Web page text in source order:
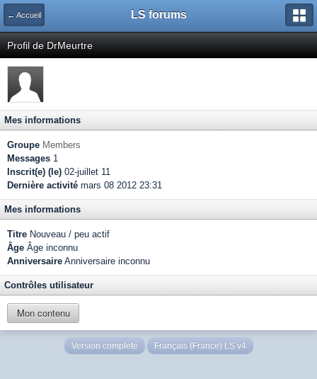
← Accueil LS forums
Profil de DrMeurtre
Mes informations
Groupe Members
Messages 1
Inscrit(e) (le) 02-juillet 11
Dernière activité mars 08 2012 23:31
Mes informations
Titre Nouveau / peu actif
Âge Âge inconnu
Anniversaire Anniversaire inconnu
Contrôles utilisateur
Mon contenu
Version complète Français (France) LS v4